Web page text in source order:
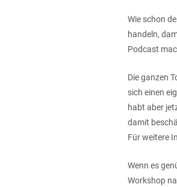
Wie schon
handeln,
Podcast
Die ganzen
sich einen
habt aber
damit
Für weitere
Wenn es
Workshop